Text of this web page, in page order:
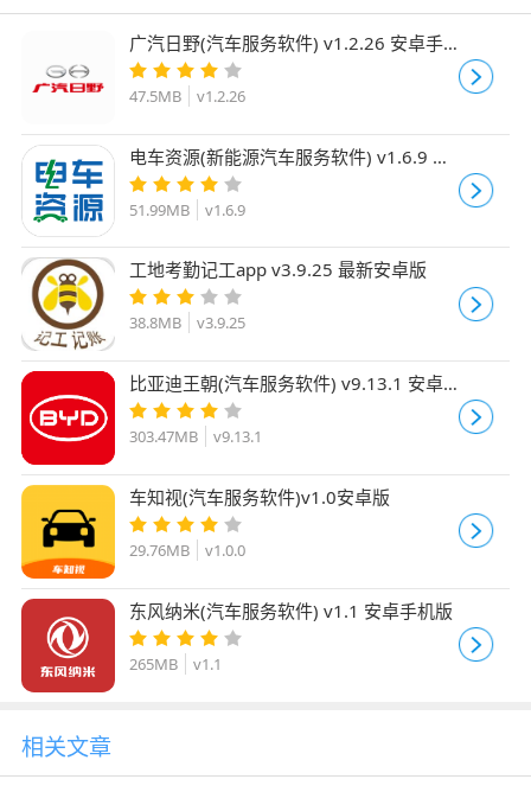
广汽日野(汽车服务软件) v1.2.26 安卓手
机版
47.5MB v1.2.26
电车资源(新能源汽车服务软件) v1.6.9 安
卓版
51.99MB v1.6.9
工地考勤记工app v3.9.25 最新安卓版
38.8MB v3.9.25
比亚迪王朝(汽车服务软件) v9.13.1 安卓
版
303.47MB v9.13.1
车知视(汽车服务软件)v1.0安卓版
29.76MB v1.0.0
东风纳米(汽车服务软件) v1.1 安卓手机版
265MB v1.1
相关文章